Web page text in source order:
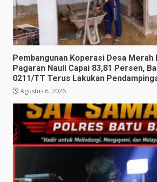
Pembangunan Koperasi Desa Merah
Pagaran Nauli Capai 83,81 Persen,
0211/TT Terus Lakukan
Agustus 6, 2026